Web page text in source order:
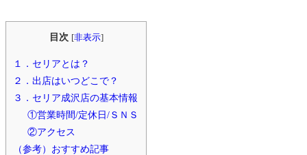
目次 [非表示]
１．セリアとは？
２．出店はいつどこで？
３．セリア成沢店の基本情報
①営業時間/定休日/ＳＮＳ
②アクセス
（参考）おすすめ記事